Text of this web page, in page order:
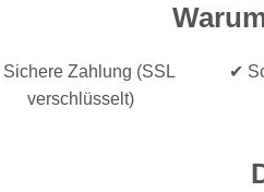
Zahlung (SSL
verschlüsselt)
✔